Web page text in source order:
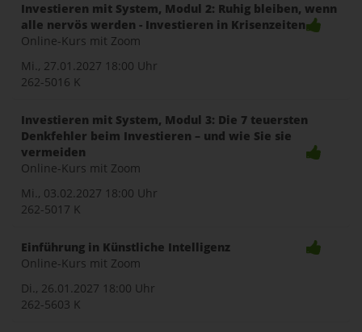
Investieren mit System, Modul 2: Ruhig bleiben, wenn
alle nervös werden - Investieren in Krisenzeiten
Online-Kurs mit Zoom
Mi., 27.01.2027 18:00 Uhr
262-5016 K
Investieren mit System, Modul 3: Die 7 teuersten
Denkfehler beim Investieren – und wie Sie sie
vermeiden
Online-Kurs mit Zoom
Mi., 03.02.2027 18:00 Uhr
262-5017 K
Einführung in Künstliche Intelligenz
Online-Kurs mit Zoom
Di., 26.01.2027 18:00 Uhr
262-5603 K